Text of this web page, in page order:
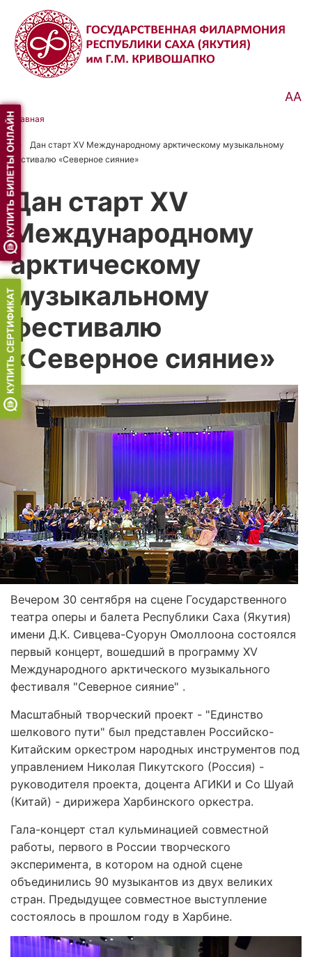
Перейти
основному
содержанию
АА
Строка
навигации
Главная
Дан старт XV Международному арктическому музыкальному
фестивалю «Северное сияние»
Дан старт XV
Международному
арктическому
музыкальному
фестивалю
«Северное сияние»
Вечером 30 сентября на сцене Государственного
театра оперы и балета Республики Саха (Якутия)
имени Д.К. Сивцева-Суорун Омоллоона состоялся
первый концерт, вошедший в программу XV
Международного арктического музыкального
фестиваля "Северное сияние" .
Масштабный творческий проект - "Единство
шелкового пути" был представлен Российско-
Китайским оркестром народных инструментов под
управлением Николая Пикутского (Россия) -
руководителя проекта, доцента АГИКИ и Со Шуай
(Китай) - дирижера Харбинского оркестра.
Гала-концерт стал кульминацией совместной
работы, первого в России творческого
эксперимента, в котором на одной сцене
объединились 90 музыкантов из двух великих
стран. Предыдущее совместное выступление
состоялось в прошлом году в Харбине.